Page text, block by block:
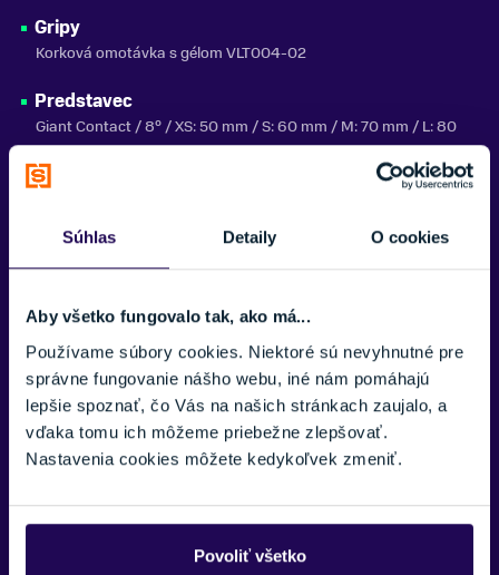
Súhlas Detaily O cookies
Aby všetko fungovalo tak, ako má...
Používame súbory cookies. Niektoré sú nevyhnutné pre
správne fungovanie nášho webu, iné nám pomáhajú
lepšie spoznať, čo Vás na našich stránkach zaujalo, a
vďaka tomu ich môžeme priebežne zlepšovať.
Nastavenia cookies môžete kedykoľvek zmeniť.
Povoliť všetko
Gripy
Korková omotávka s gélom VLT004-02
Predstavec
Giant Contact / 8° / XS: 50 mm / S: 60 mm / M: 70 mm / L: 80
mm
Giant D-Fuse / hliníková
Sedlo
Radenie
Shimano CUES U6030 / 2x10
Prešmykač
Shimano CUES U6030
Shimano CUES U6020